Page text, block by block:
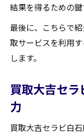
結果を得るための鍵
最後に、こちらで
取サービスを利用
します。
買取大吉セ
力
買取大吉セラビ白